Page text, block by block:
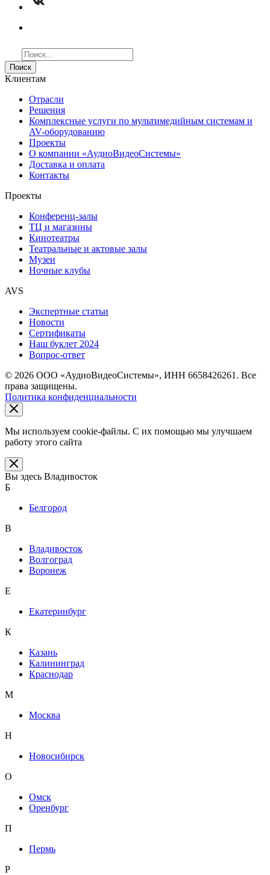
Поиск
Клиентам
Отрасли
Решения
Комплексные услуги по мультимедийным системам и
AV-оборудованию
Проекты
О компании «АудиоВидеоСистемы»
Доставка и оплата
Контакты
Проекты
Конференц-залы
ТЦ и магазины
Кинотеатры
Театральные и актовые залы
Музеи
Ночные клубы
AVS
Экспертные статьи
Новости
Сертификаты
Наш буклет 2024
Вопрос-ответ
© 2026 ООО «АудиоВидеоСистемы», ИНН 6658426261. Все
права защищены.
Политика конфиденциальности
Мы используем cookie-файлы. С их помощью мы улучшаем
работу этого сайта
Вы здесь Владивосток
Б
Белгород
В
Владивосток
Волгоград
Воронеж
Е
Екатеринбург
К
Казань
Калининград
Краснодар
М
Москва
Н
Новосибирск
О
Омск
Оренбург
П
Пермь
Р